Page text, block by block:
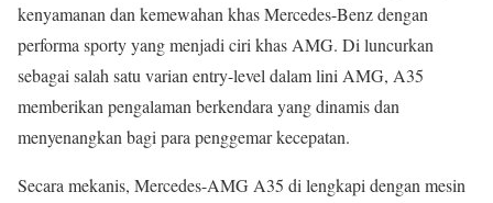
kenyamanan dan kemewahan khas Mercedes-Benz dengan
performa sporty yang menjadi ciri khas AMG. Di luncurkan
sebagai salah satu varian entry-level dalam lini AMG, A35
memberikan pengalaman berkendara yang dinamis dan
menyenangkan bagi para penggemar kecepatan.
Secara mekanis, Mercedes-AMG A35 di lengkapi dengan mesin